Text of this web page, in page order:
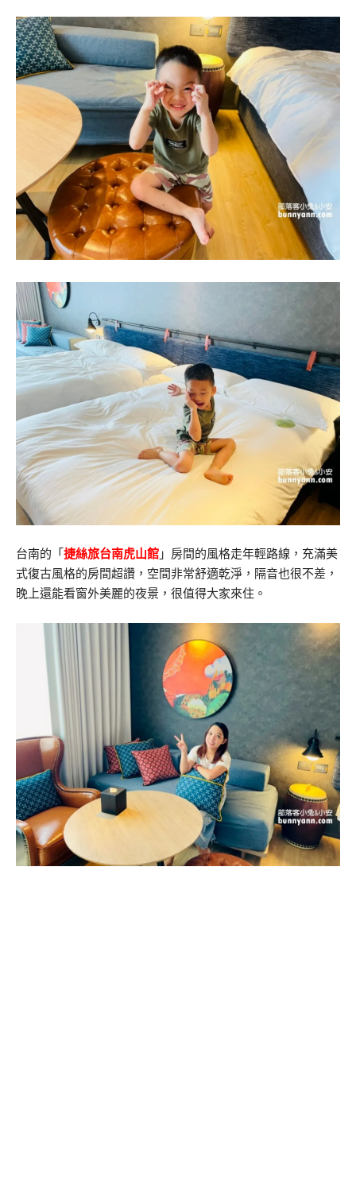
台南的「 捷絲旅台南虎山館 」房間的風格走年輕路線，充滿美
式復古風格的房間超讚，空間非常舒適乾淨，隔音也很不差，
晚上還能看窗外美麗的夜景，很值得大家來住。